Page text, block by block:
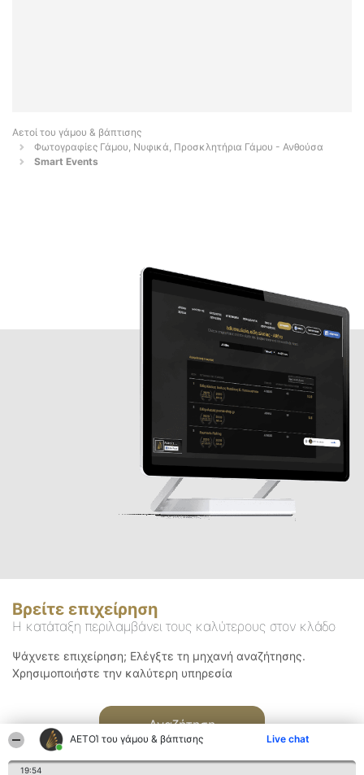
ΑΕΤΟΊ του γάμου & βάπτισης Live chat
19:54
Αετοί του γάμου & βάπτισης
Φωτογραφίες Γάμου, Νυφικά, Προσκλητήρια Γάμου - Ανθούσα
Smart Events
Βρείτε επιχείρηση
Η κατάταξη περιλαμβάνει τους καλύτερους στον κλάδο
Ψάχνετε επιχείρηση; Ελέγξτε τη μηχανή αναζήτησης.
Χρησιμοποιήστε την καλύτερη υπηρεσία
Αναζήτηση